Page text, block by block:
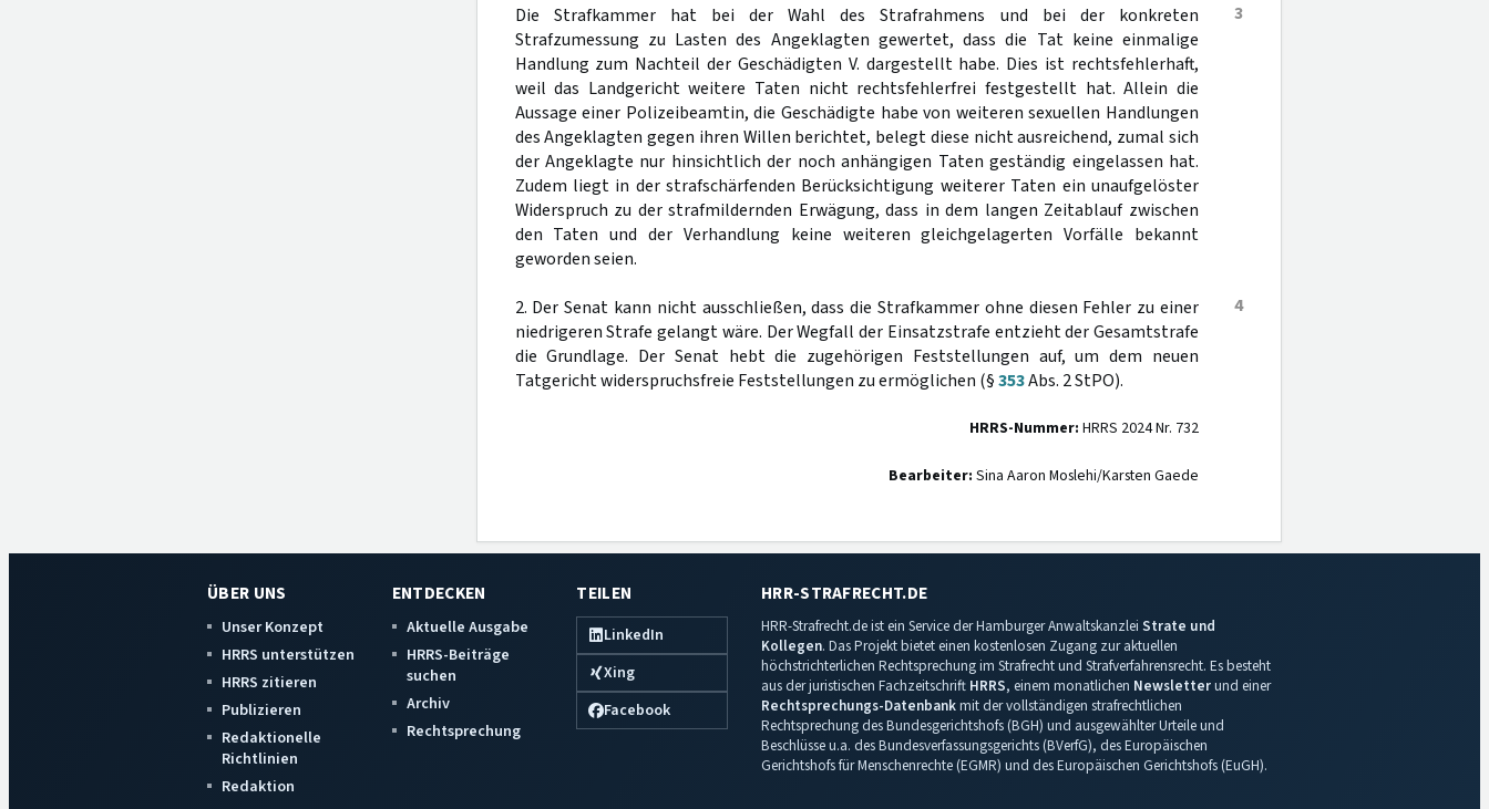
3
Die Strafkammer hat bei der Wahl des Strafrahmens und bei der konkreten
Strafzumessung zu Lasten des Angeklagten gewertet, dass die Tat keine einmalige
Handlung zum Nachteil der Geschädigten V. dargestellt habe. Dies ist rechtsfehlerhaft,
weil das Landgericht weitere Taten nicht rechtsfehlerfrei festgestellt hat. Allein die
Aussage einer Polizeibeamtin, die Geschädigte habe von weiteren sexuellen Handlungen
des Angeklagten gegen ihren Willen berichtet, belegt diese nicht ausreichend, zumal sich
der Angeklagte nur hinsichtlich der noch anhängigen Taten geständig eingelassen hat.
Zudem liegt in der strafschärfenden Berücksichtigung weiterer Taten ein unaufgelöster
Widerspruch zu der strafmildernden Erwägung, dass in dem langen Zeitablauf zwischen
den Taten und der Verhandlung keine weiteren gleichgelagerten Vorfälle bekannt
geworden seien.
4
2. Der Senat kann nicht ausschließen, dass die Strafkammer ohne diesen Fehler zu einer
niedrigeren Strafe gelangt wäre. Der Wegfall der Einsatzstrafe entzieht der Gesamtstrafe
die Grundlage. Der Senat hebt die zugehörigen Feststellungen auf, um dem neuen
Tatgericht widerspruchsfreie Feststellungen zu ermöglichen (§353Abs. 2 StPO).
HRRS-Nummer: HRRS 2024 Nr. 732
Bearbeiter: Sina Aaron Moslehi/Karsten Gaede
ÜBER UNS
Unser Konzept
HRRS unterstützen
HRRS zitieren
Publizieren
Redaktionelle
Richtlinien
Redaktion
ENTDECKEN
Aktuelle Ausgabe
HRRS-Beiträge
suchen
Archiv
Rechtsprechung
TEILEN
LinkedIn
Xing
Facebook
HRR-STRAFRECHT.DE
HRR-Strafrecht.de ist ein Service der Hamburger Anwaltskanzlei Strate und
Kollegen. Das Projekt bietet einen kostenlosen Zugang zur aktuellen
höchstrichterlichen Rechtsprechung im Strafrecht und Strafverfahrensrecht. Es besteht
aus der juristischen Fachzeitschrift HRRS, einem monatlichen Newsletterund einer
Rechtsprechungs-Datenbankmit der vollständigen strafrechtlichen
Rechtsprechung des Bundesgerichtshofs (BGH) und ausgewählter Urteile und
Beschlüsse u.a. des Bundesverfassungsgerichts (BVerfG), des Europäischen
Gerichtshofs für Menschenrechte (EGMR) und des Europäischen Gerichtshofs (EuGH).